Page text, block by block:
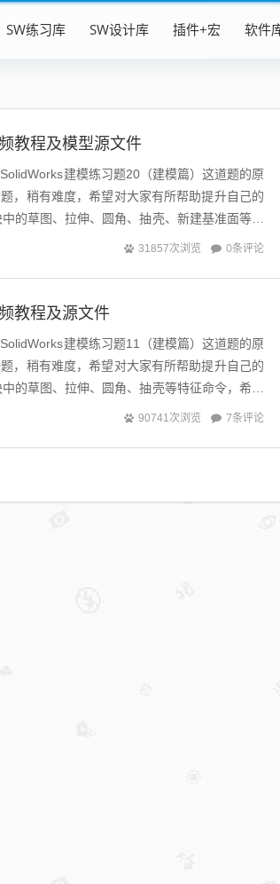
SW练习库 SW设计库 插件+宏 软件
教程及模型源文件
建模练习题20（建模篇）这道题的原
，稍有难度，希望对大家有所帮助提升自己的
的草图、拉伸、圆角、抽壳、新建基准面等特
31857次浏览 0条评论
教程及源文件
建模练习题11（建模篇）这道题的原
，稍有难度，希望对大家有所帮助提升自己的
的草图、拉伸、圆角、抽壳等特征命令，希望
90741次浏览 7条评论